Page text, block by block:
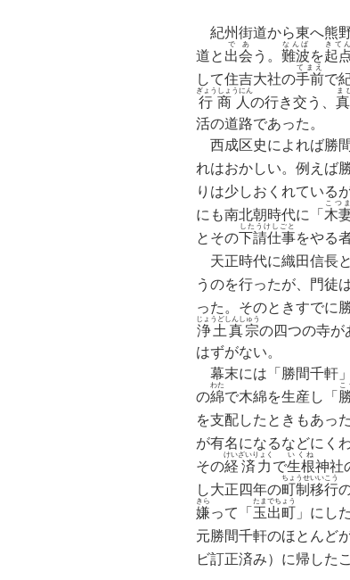
紀州街道から東へ熊
道と 出会
であ
う。 難波
なんば
を起
きてん
して住吉大社の手前
てまえ
で
行商人
ぎょうしょうにん
の行き交う、
ま
活の道路であった。
西成区史によれば勝
れはおかしい。例えば
りは少しおくれている
にも南北朝時代に「 木
こつま
とその下請仕事
したうけしごと
をやる
天正時代に織田信長
うのを行ったが、門徒
った。そのときすでに
浄土真宗
じょうどしんしゅう
の四つの寺が
はずがない。
幕末には「勝間千軒
の綿
わた
で木綿を生産し「
を支配したときもあっ
が有名になるなどにく
その経済力
けいざいりょく
で生根
いくね
神社
し大正四年の町制移行
ちょうせいいこう
嫌
きら
って「 玉出町
たまでちょう
」にし
元勝間千軒のほとんど
ビ訂正済み）に帰した